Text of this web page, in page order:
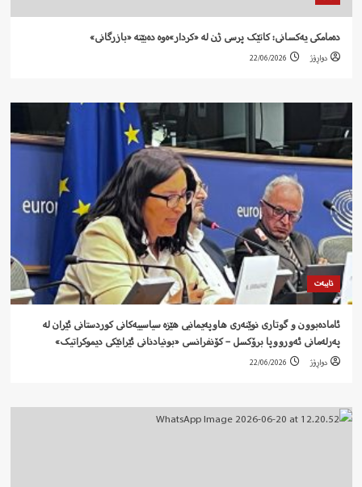
دەمامکی یەکسانی: کاتێک پرسی ژن لە «کردار»ەوە دەبێتە «بازرگانی»
دواڕۆژ 22/06/2026
تایبەت
ئامادەبوون و گوتاری نوێنەری هاوپەیمانیی هێزە سیاسییەکانی کوردستانی ئێران لە
پەرلەمانی ئەورووپا برۆکسل – کۆنفرانسی «بونیادنانی ئێرانێکی دیموکراتیک»
دواڕۆژ 22/06/2026